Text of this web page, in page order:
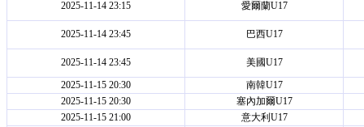
2025-11-14 23:15 愛爾蘭U17
2025-11-14 23:45 巴西U17
2025-11-14 23:45
美國U17
2025-11-15 20:30
南韓U17
2025-11-15 20:30
塞內加爾U17
2025-11-15 21:00
意大利U17